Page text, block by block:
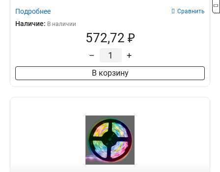
Подробнее Сравнить
Наличие: В наличии
572,72 ₽
– +
В корзину